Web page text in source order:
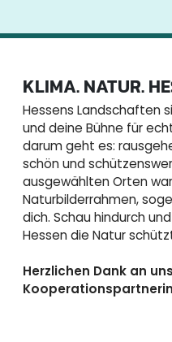
KLIMA. NATUR.
Hessens Landschaften
und deine Bühne für
darum geht es:
schön und
ausgewählten Orten
Naturbilderrahmen,
dich. Schau hindurch
Hessen die Natur
Herzlichen Dank an